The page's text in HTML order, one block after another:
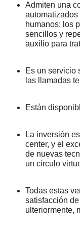
Admiten una
humanos: los
sencillos y
auxilio para
Es un servicio
las llamadas
Están
La inversión
center, y el
de nuevas
un círculo
Todas estas
satisfacción
ulteriormente,